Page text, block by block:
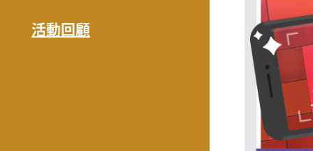
活動回顧